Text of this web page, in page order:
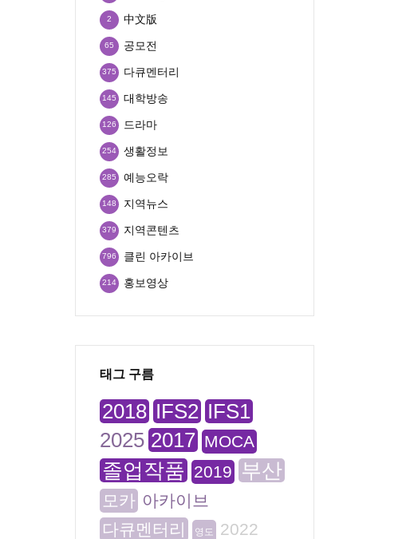
中文版
2
공모전
65
다큐멘터리
375
대학방송
145
드라마
126
생활정보
254
예능오락
285
지역뉴스
148
지역콘텐츠
379
클린 아카이브
796
홍보영상
214
태그 구름
2018 IFS2 IFS1
2025 2017 MOCA
졸업작품 2019 부산
모카 아카이브
다큐멘터리
영도 2022